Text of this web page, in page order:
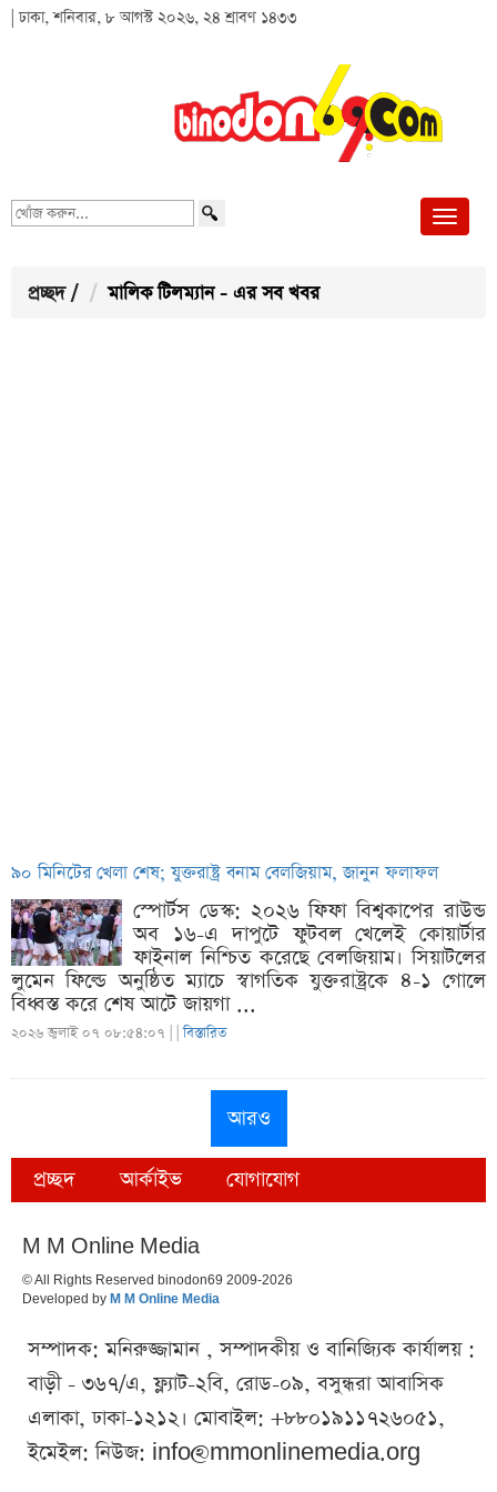
| ঢাকা, শনিবার, ৮ আগস্ট ২০২৬, ২৪ শ্রাবণ ১৪৩৩
খোঁজ
প্রচ্ছদ / মালিক টিলম্যান - এর সব খবর
৯০ মিনিটের খেলা শেষ; যুক্তরাষ্ট্র বনাম বেলজিয়াম, জানুন ফলাফল
স্পোর্টস ডেস্ক: ২০২৬ ফিফা বিশ্বকাপের রাউন্ড
অব ১৬-এ দাপুটে ফুটবল খেলেই কোয়ার্টার
ফাইনাল নিশ্চিত করেছে বেলজিয়াম। সিয়াটলের
লুমেন ফিল্ডে অনুষ্ঠিত ম্যাচে স্বাগতিক যুক্তরাষ্ট্রকে ৪-১ গোলে
বিধ্বস্ত করে শেষ আটে জায়গা ...
২০২৬ জুলাই ০৭ ০৮:৫৪:০৭ | |বিস্তারিত
আরও
প্রচ্ছদ আর্কাইভ যোগাযোগ
M M Online Media
© All Rights Reserved binodon69 2009-2026
Developed by M M Online Media
সম্পাদক: মনিরুজ্জামান , সম্পাদকীয় ও বানিজ্যিক কার্যালয় :
বাড়ী - ৩৬৭/এ, ফ্ল্যাট-২বি, রোড-০৯, বসুন্ধরা আবাসিক
এলাকা, ঢাকা-১২১২। মোবাইল: +৮৮০১৯১১৭২৬০৫১,
ইমেইল: নিউজ: info@mmonlinemedia.org